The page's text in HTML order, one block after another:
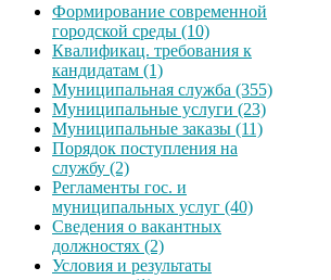
Формирование современной
городской среды (10)
Квалификац. требования к
кандидатам (1)
Муниципальная служба (355)
Муниципальные услуги (23)
Муниципальные заказы (11)
Порядок поступления на
службу (2)
Регламенты гос. и
муниципальных услуг (40)
Сведения о вакантных
должностях (2)
Условия и результаты